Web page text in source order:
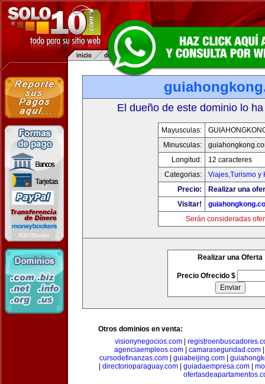
El dueño de este dominio lo
Mayusculas:
Minusculas:
Longitud:
12 caracteres
Categorias:
Viajes,Turismo y
Precio:
Realizar una
Visitar!
Serán consideradas
Realizar una Oferta
Precio Ofrecido $
Otros dominios en venta:
visionynegocios.com|
agenciaempleos.com| camaraseguridad.com
cursodefinanzas.com| guiabeijing.com|
directorioparaguay.com| guiadaempresa.com|